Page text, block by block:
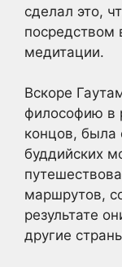
сделал это,
посредством
медитации.
Вскоре
философию в
концов, была
буддийских
маршрутов,
результате
другие